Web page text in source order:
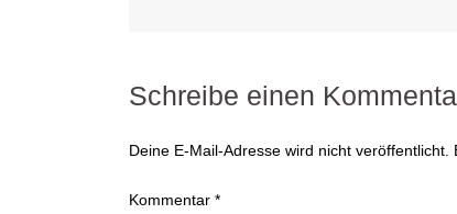
Schreibe einen
Deine E-Mail-Adresse wird nicht veröffentlicht.
Kommentar *